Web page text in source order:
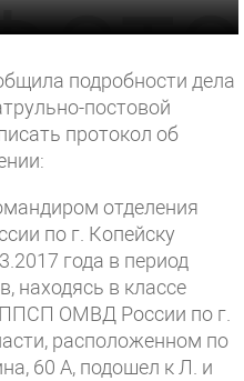
подробности дела
постовой
протокол об
отделения
по г. Копейску
года в период
находясь в классе
ОМВД России по г.
расположенном по
60 А, подошел к Л. и